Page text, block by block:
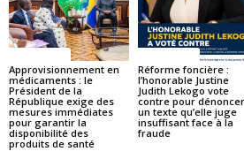
Approvisionnement en
médicaments : le
Président de la
République exige des
mesures immédiates
pour garantir la
disponibilité des
produits de santé
Réforme foncière :
l’honorable Justine
Judith Lekogo vote
contre pour dénoncer
un texte qu’elle juge
insuffisant face à la
fraude